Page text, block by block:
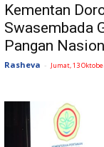
Kementan
Swasembada
Pangan
Rasheva - Jumat, 13